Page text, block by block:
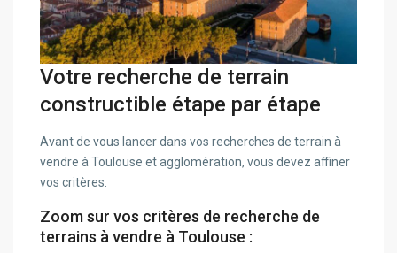
Votre recherche de terrain
constructible étape par étape
Avant de vous lancer dans vos recherches de terrain à
vendre à Toulouse et agglomération, vous devez affiner
vos critères.
Zoom sur vos critères de recherche de
terrains à vendre à Toulouse :